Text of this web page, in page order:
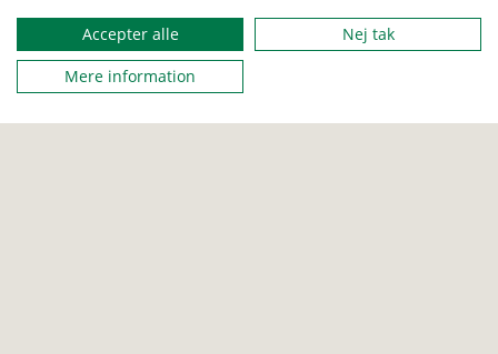
Accepter alle
Nej tak
Mere information